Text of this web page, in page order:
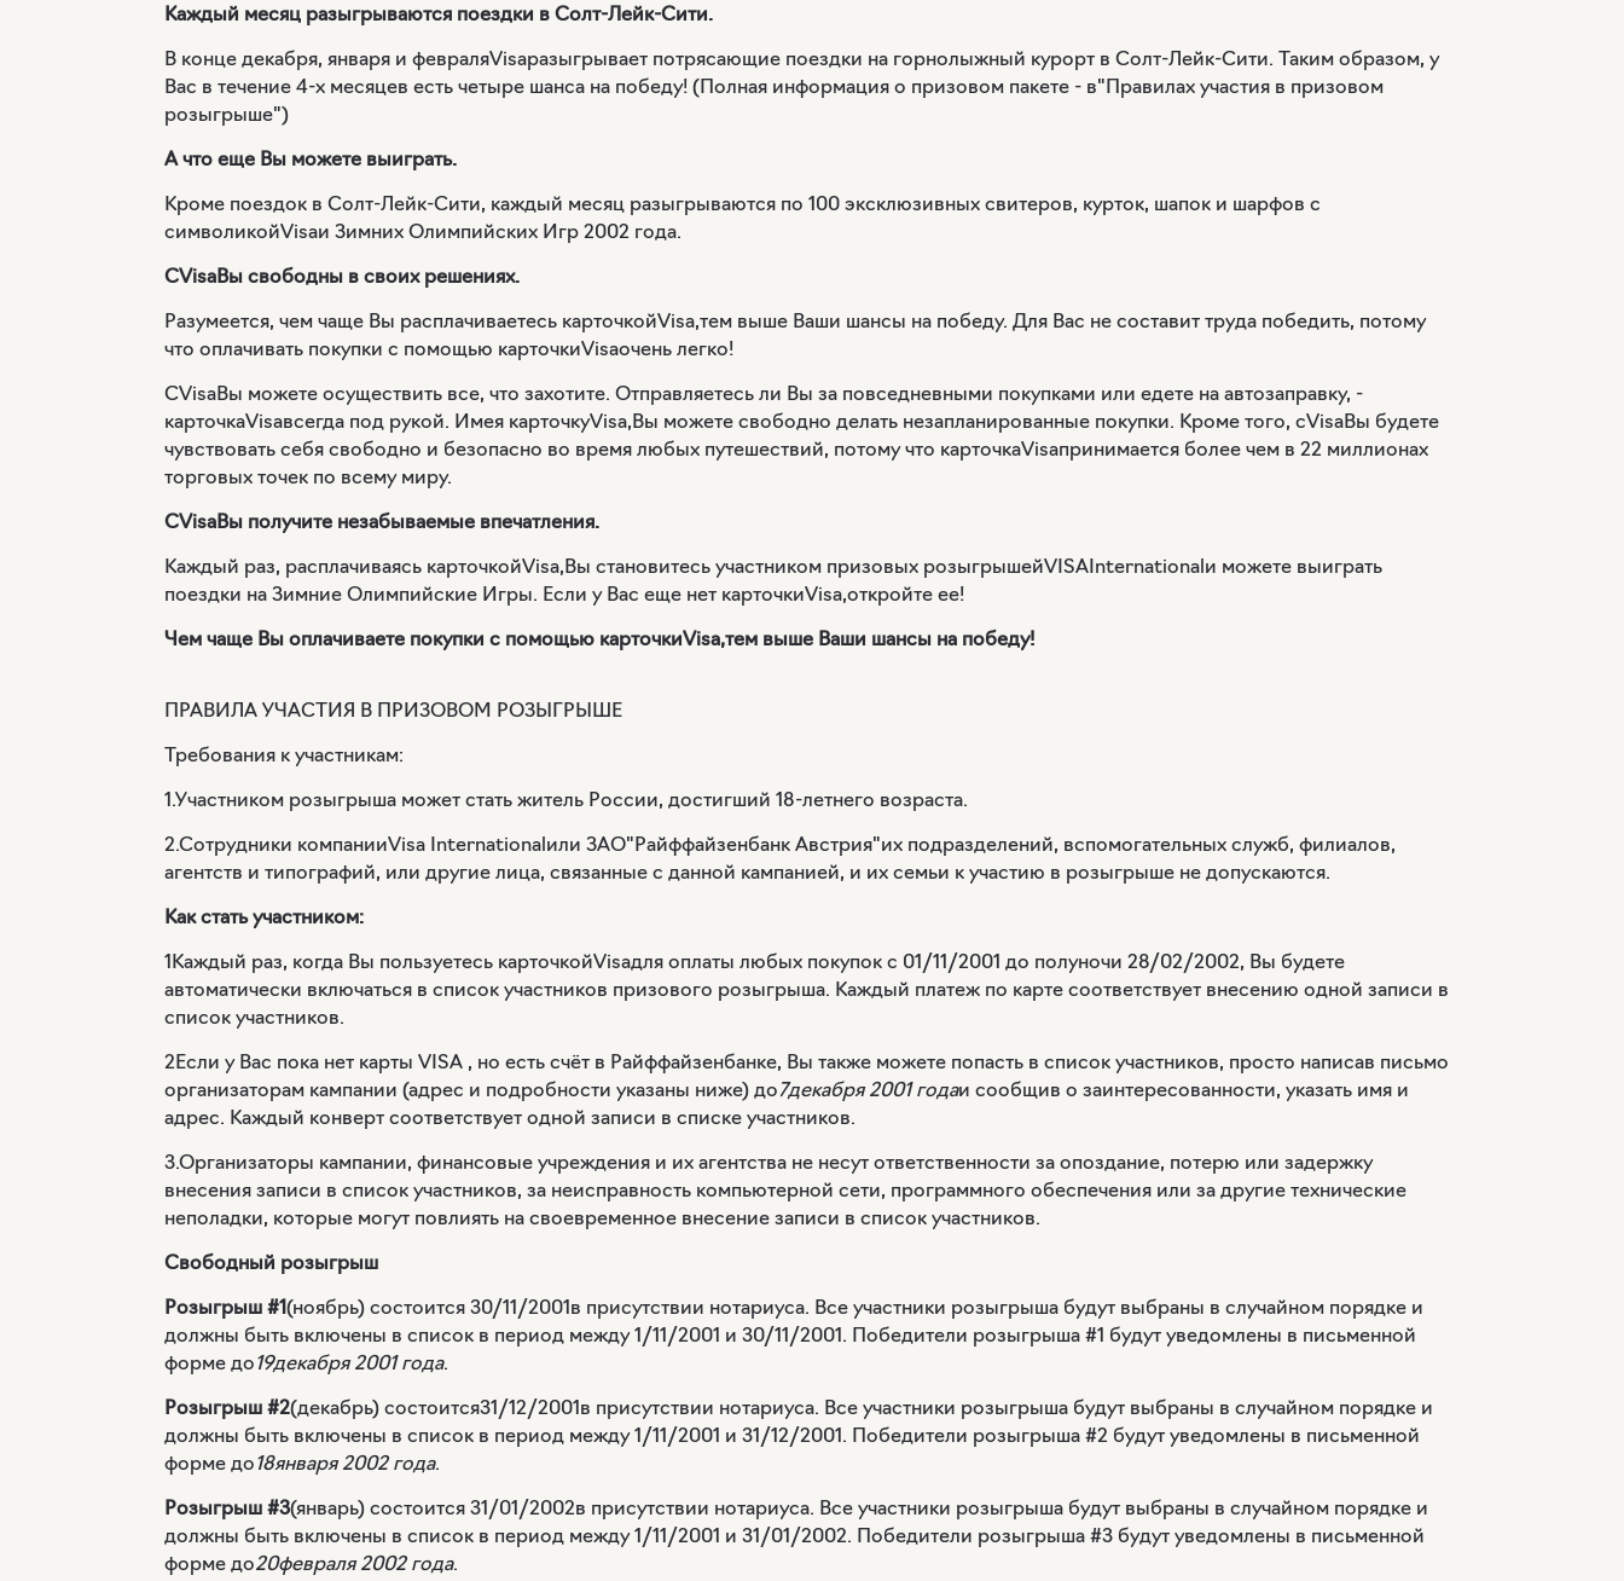
Каждый месяц разыгрываются поездки в Солт-Лейк-Сити.
В конце декабря, января и февраляVisaразыгрывает потрясающие поездки на горнолыжный курорт в Солт-Лейк-Сити. Таким образом, у
Вас в течение 4-х месяцев есть четыре шанса на победу! (Полная информация о призовом пакете - в"Правилах участия в призовом
розыгрыше")
А что еще Вы можете выиграть.
Кроме поездок в Солт-Лейк-Сити, каждый месяц разыгрываются по 100 эксклюзивных свитеров, курток, шапок и шарфов с
символикойVisaи Зимних Олимпийских Игр 2002 года.
СVisaВы свободны в своих решениях.
Разумеется, чем чаще Вы расплачиваетесь карточкойVisa,тем выше Ваши шансы на победу. Для Вас не составит труда победить, потому
что оплачивать покупки с помощью карточкиVisaочень легко!
СVisaВы можете осуществить все, что захотите. Отправляетесь ли Вы за повседневными покупками или едете на автозаправку, -
карточкаVisaвсегда под рукой. Имея карточкуVisa,Вы можете свободно делать незапланированные покупки. Кроме того, сVisaВы будете
чувствовать себя свободно и безопасно во время любых путешествий, потому что карточкаVisaпринимается более чем в 22 миллионах
торговых точек по всему миру.
СVisaВы получите незабываемые впечатления.
Каждый раз, расплачиваясь карточкойVisa,Вы становитесь участником призовых розыгрышейVISAInternationalи можете выиграть
поездки на Зимние Олимпийские Игры. Если у Вас еще нет карточкиVisa,откройте ее!
Чем чаще Вы оплачиваете покупки с помощью карточкиVisa,тем выше Ваши шансы на победу!
ПРАВИЛА УЧАСТИЯ В ПРИЗОВОМ РОЗЫГРЫШЕ
Требования к участникам:
1.Участником розыгрыша может стать житель России, достигший 18-летнего возраста.
2.Сотрудники компанииVisa Internationalили ЗАО"Райффайзенбанк Австрия"их подразделений, вспомогательных служб, филиалов,
агентств и типографий, или другие лица, связанные с данной кампанией, и их семьи к участию в розыгрыше не допускаются.
Как стать участником:
1Каждый раз, когда Вы пользуетесь карточкойVisaдля оплаты любых покупок с 01/11/2001 до полуночи 28/02/2002, Вы будете
автоматически включаться в список участников призового розыгрыша. Каждый платеж по карте соответствует внесению одной записи в
список участников.
2Если у Вас пока нет карты VISA , но есть счёт в Райффайзенбанке, Вы также можете попасть в список участников, просто написав письмо
организаторам кампании (адрес и подробности указаны ниже) до7декабря 2001 годаи сообщив о заинтересованности, указать имя и
адрес. Каждый конверт соответствует одной записи в списке участников.
3.Организаторы кампании, финансовые учреждения и их агентства не несут ответственности за опоздание, потерю или задержку
внесения записи в список участников, за неисправность компьютерной сети, программного обеспечения или за другие технические
неполадки, которые могут повлиять на своевременное внесение записи в список участников.
Свободный розыгрыш
Розыгрыш #1(ноябрь) состоится 30/11/2001в присутствии нотариуса. Все участники розыгрыша будут выбраны в случайном порядке и
должны быть включены в список в период между 1/11/2001 и 30/11/2001. Победители розыгрыша #1 будут уведомлены в письменной
форме до19декабря 2001 года.
Розыгрыш #2(декабрь) состоится31/12/2001в присутствии нотариуса. Все участники розыгрыша будут выбраны в случайном порядке и
должны быть включены в список в период между 1/11/2001 и 31/12/2001. Победители розыгрыша #2 будут уведомлены в письменной
форме до18января 2002 года.
Розыгрыш #3(январь) состоится 31/01/2002в присутствии нотариуса. Все участники розыгрыша будут выбраны в случайном порядке и
должны быть включены в список в период между 1/11/2001 и 31/01/2002. Победители розыгрыша #3 будут уведомлены в письменной
форме до20февраля 2002 года.